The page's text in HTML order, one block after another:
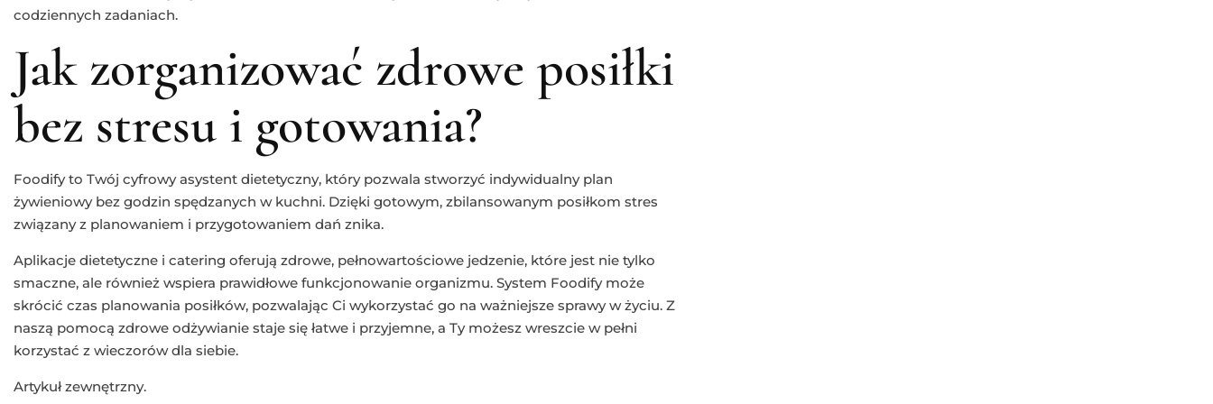
codziennych zadaniach.
Jak zorganizować zdrowe posiłki
bez stresu i gotowania?
Foodify to Twój cyfrowy asystent dietetyczny, który pozwala stworzyć indywidualny plan
żywieniowy bez godzin spędzanych w kuchni. Dzięki gotowym, zbilansowanym posiłkom stres
związany z planowaniem i przygotowaniem dań znika.
Aplikacje dietetyczne i catering oferują zdrowe, pełnowartościowe jedzenie, które jest nie tylko
smaczne, ale również wspiera prawidłowe funkcjonowanie organizmu. System Foodify może
skrócić czas planowania posiłków, pozwalając Ci wykorzystać go na ważniejsze sprawy w życiu. Z
naszą pomocą zdrowe odżywianie staje się łatwe i przyjemne, a Ty możesz wreszcie w pełni
korzystać z wieczorów dla siebie.
Artykuł zewnętrzny.